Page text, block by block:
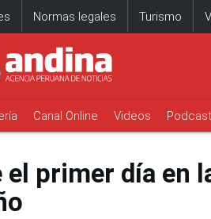
Normas legales Turismo
Canal Online Videos Podcast
primer día en